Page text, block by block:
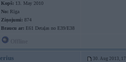
Kopš: 13. May 2010
No: Rīga
Ziņojumi: 874
Braucu ar: E61 Detaļas no E39/E38
erius 30. Aug 2013,